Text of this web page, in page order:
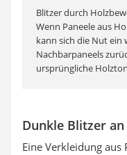
Blitzer durch
Wenn Paneele aus
kann sich die Nut ein
Nachbarpaneels
ursprüngliche
Dunkle Blitzer
Eine Verkleidung